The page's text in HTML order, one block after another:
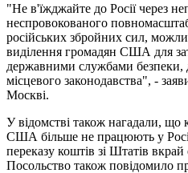
"Не в'їжджайте до Росії через
неспровокованого
російських збройних сил,
виділення громадян США для
державними службами безпеки,
місцевого законодавства", -
Москві.
У відомстві також нагадали, що
США більше не працюють у
переказу коштів зі Штатів вкрай
Посольство також повідомило